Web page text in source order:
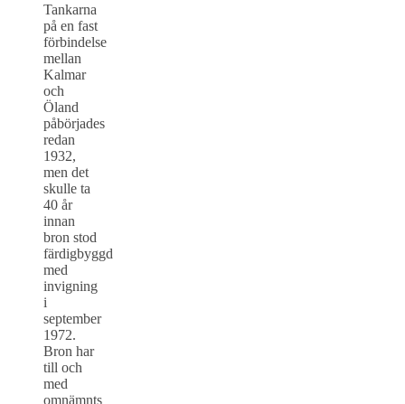
Tankarna
på en fast
förbindelse
mellan
Kalmar
och
Öland
påbörjades
redan
1932,
men det
skulle ta
40 år
innan
bron stod
färdigbyggd
med
invigning
i
september
1972.
Bron har
till och
med
omnämnts